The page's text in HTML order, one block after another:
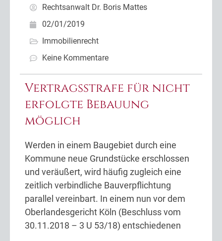
Rechtsanwalt Dr. Boris Mattes
02/01/2019
Immobilienrecht
Keine Kommentare
Vertragsstrafe für nicht
erfolgte Bebauung
möglich
Werden in einem Baugebiet durch eine
Kommune neue Grundstücke erschlossen
und veräußert, wird häufig zugleich eine
zeitlich verbindliche Bauverpflichtung
parallel vereinbart. In einem nun vor dem
Oberlandesgericht Köln (Beschluss vom
30.11.2018 – 3 U 53/18) entschiedenen